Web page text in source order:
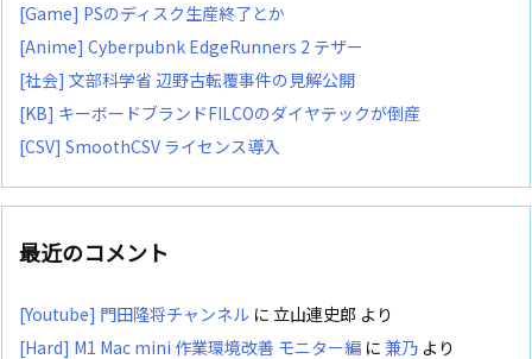
[Game] PSのディスク生産終了とか
[Anime] Cyberpubnk EdgeRunners 2 テザー
[社会] 文部科学省 辺野古転覆事件の見解公開
[KB] キーボードブランドFILCOのダイヤテックが倒産
[CSV] SmoothCSV ライセンス導入
最近のコメント
[Youtube] 門田隆将チャンネル に 立山連史郎 より
[Hard] M1 Mac mini 作業環境改善 モニター編 に 兼乃 より